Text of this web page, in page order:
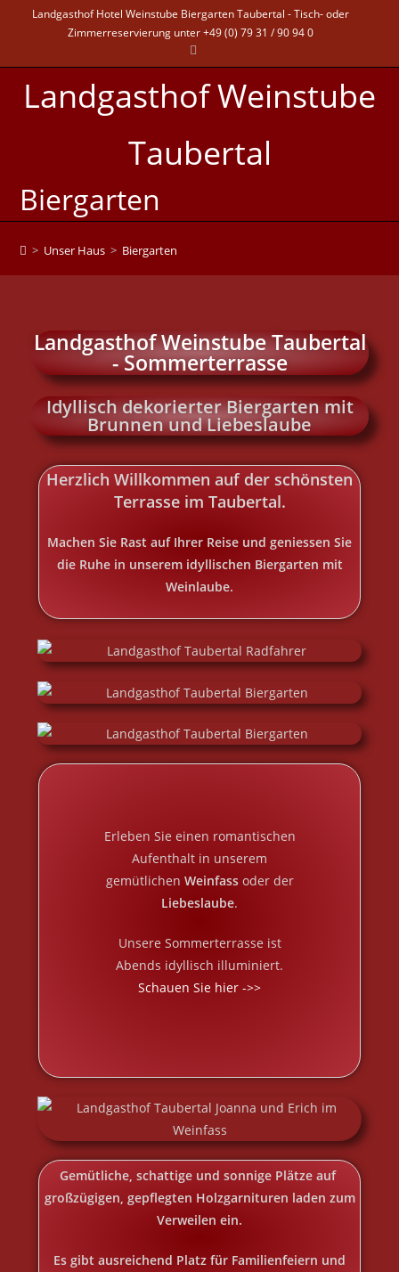
Landgasthof Hotel Weinstube Biergarten Taubertal - Tisch- oder
Zimmerreservierung unter +49 (0) 79 31 / 90 94 0
Landgasthof Weinstube
Taubertal
Biergarten
> Unser Haus > Biergarten
Landgasthof Weinstube Taubertal
- Sommerterrasse
Idyllisch dekorierter Biergarten mit
Brunnen und Liebeslaube
Herzlich Willkommen auf der schönsten
Terrasse im Taubertal.
Machen Sie Rast auf Ihrer Reise und geniessen Sie
die Ruhe in unserem idyllischen Biergarten mit
Weinlaube.
Erleben Sie einen romantischen
Aufenthalt in unserem
gemütlichen Weinfassoder der
Liebeslaube.
Unsere Sommerterrasse ist
Abends idyllisch illuminiert.
Schauen Sie hier ->>
Gemütliche, schattige und sonnige Plätze auf
großzügigen, gepflegten Holzgarnituren laden zum
Verweilen ein.
Es gibt ausreichend Platz für Familienfeiern und